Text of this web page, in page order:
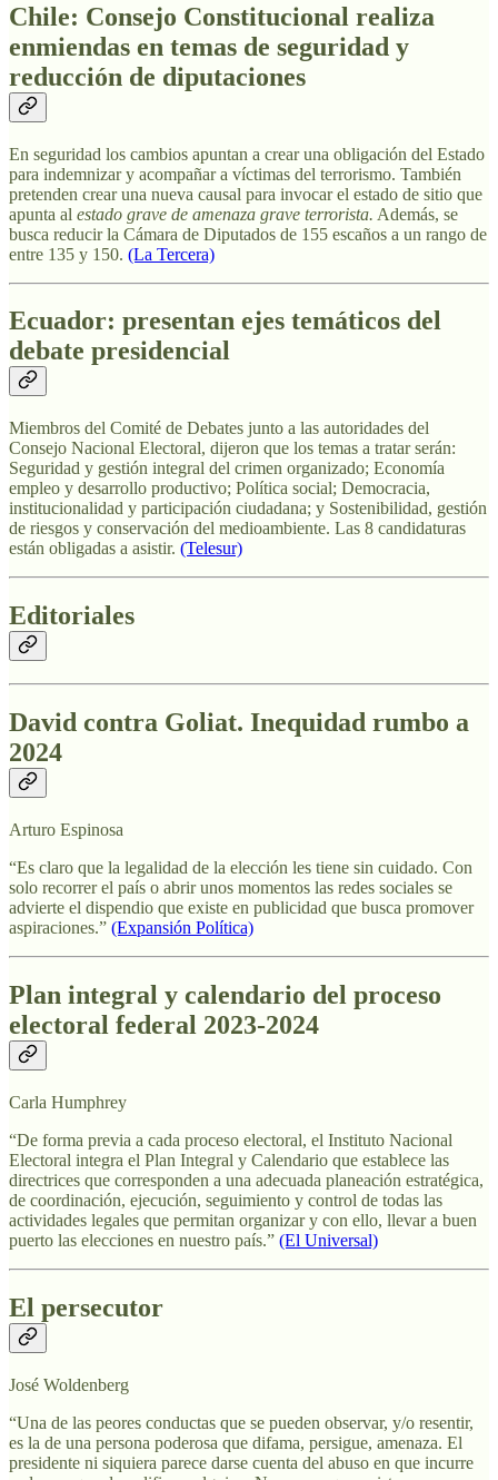
Chile: Consejo Constitucional realiza
enmiendas en temas de seguridad y
reducción de diputaciones
En seguridad los cambios apuntan a crear una obligación del Estado
para indemnizar y acompañar a víctimas del terrorismo. También
pretenden crear una nueva causal para invocar el estado de sitio que
apunta al estado grave de amenaza grave terrorista. Además, se
busca reducir la Cámara de Diputados de 155 escaños a un rango de
entre 135 y 150. (La Tercera)
Ecuador: presentan ejes temáticos del
debate presidencial
Miembros del Comité de Debates junto a las autoridades del
Consejo Nacional Electoral, dijeron que los temas a tratar serán:
Seguridad y gestión integral del crimen organizado; Economía
empleo y desarrollo productivo; Política social; Democracia,
institucionalidad y participación ciudadana; y Sostenibilidad, gestión
de riesgos y conservación del medioambiente. Las 8 candidaturas
están obligadas a asistir. (Telesur)
Editoriales
David contra Goliat. Inequidad rumbo a
2024
Arturo Espinosa
“Es claro que la legalidad de la elección les tiene sin cuidado. Con
solo recorrer el país o abrir unos momentos las redes sociales se
advierte el dispendio que existe en publicidad que busca promover
aspiraciones.” (Expansión Política)
Plan integral y calendario del proceso
electoral federal 2023-2024
Carla Humphrey
“De forma previa a cada proceso electoral, el Instituto Nacional
Electoral integra el Plan Integral y Calendario que establece las
directrices que corresponden a una adecuada planeación estratégica,
de coordinación, ejecución, seguimiento y control de todas las
actividades legales que permitan organizar y con ello, llevar a buen
puerto las elecciones en nuestro país.” (El Universal)
El persecutor
José Woldenberg
“Una de las peores conductas que se pueden observar, y/o resentir,
es la de una persona poderosa que difama, persigue, amenaza. El
presidente ni siquiera parece darse cuenta del abuso en que incurre